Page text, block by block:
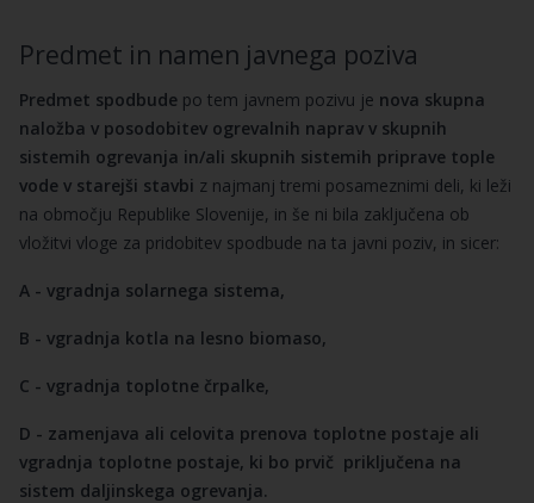
Predmet in namen javnega poziva
Predmet spodbude po tem javnem pozivu je nova skupna
naložba v posodobitev ogrevalnih naprav v skupnih
sistemih ogrevanja in/ali skupnih sistemih priprave tople
vode v starejši stavbi z najmanj tremi posameznimi deli, ki leži
na območju Republike Slovenije, in še ni bila zaključena ob
vložitvi vloge za pridobitev spodbude na ta javni poziv, in sicer:
A - vgradnja solarnega sistema,
B - vgradnja kotla na lesno biomaso,
C - vgradnja toplotne črpalke,
D - zamenjava ali celovita prenova toplotne postaje ali
vgradnja toplotne postaje, ki bo prvič priključena na
sistem daljinskega ogrevanja.